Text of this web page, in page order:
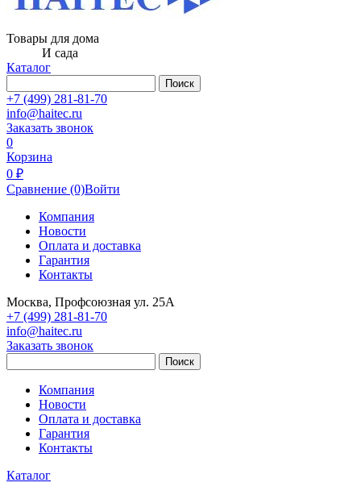
Товары для дома
И сада
Каталог
Поиск
+7 (499) 281-81-70
info@haitec.ru
Заказать звонок
0
Корзина
0 ₽
Сравнение (0)Войти
Компания
Новости
Оплата и доставка
Гарантия
Контакты
Москва, Профсоюзная ул. 25А
+7 (499) 281-81-70
info@haitec.ru
Заказать звонок
Поиск
Компания
Новости
Оплата и доставка
Гарантия
Контакты
Каталог